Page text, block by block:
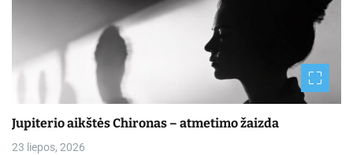
Jupiterio aikštės Chironas – atmetimo žaizda
23 liepos, 2026